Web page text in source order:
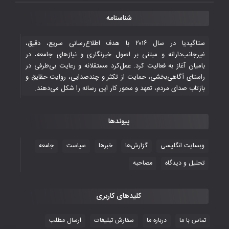
تاریخی ایران
جوانان فوتسالیست کشور با گلباران تایلند به
فینال رفتند
۲۸ October ۲۰۲۵
با شکست چین، فوتسال‌بازان جوان
۲۶ October ۲۰۲۵
شناسنامه
ستاگیدیا در سال ۲۰۱۶ با هدف اطلاع‌رسانی سریع، دقیق،
غیرجانب‌دارانه و مبتنی بر اصول خبرنگاری و نیازهای جامعه، در
بامیان آغاز به فعالیت کرد. عمل‌کرد مستقلانه و رعایت بی‌طرفی در
راستای آگاهی‌بخشی، حمایت از تکثر و چندصدایی، روایت حقایق و
بازتاب صدای مردم، تعهد و محور کار این رسانه را شکل می‌دهند.
پیوندها
وبسایت انگلیسی گزارش‌ها خبرها سیاست
جامعه
تحلیل و دیدگاه
مصاحبه
کلیدهای کاربری
تماس با ما درباره ما سفارش تبلیغات ارسال مطلب